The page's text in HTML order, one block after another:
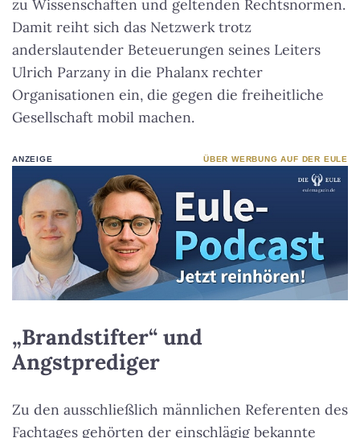
zu Wissenschaften und geltenden Rechtsnormen.
Damit reiht sich das Netzwerk trotz
anderslautender Beteuerungen seines Leiters
Ulrich Parzany in die Phalanx rechter
Organisationen ein, die gegen die freiheitliche
Gesellschaft mobil machen.
ANZEIGE ÜBER WERBUNG AUF DER EULE
„Brandstifter“ und
Angstprediger
Zu den ausschließlich männlichen Referenten des
Fachtages gehörten der einschlägig bekannte